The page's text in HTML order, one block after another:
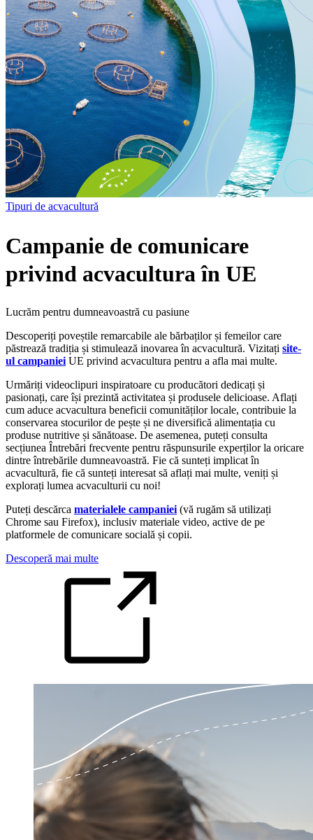
Tipuri de acvacultură
Campanie de comunicare
privind acvacultura în UE
Lucrăm pentru dumneavoastră cu pasiune
Descoperiți poveștile remarcabile ale bărbaților și femeilor care
păstrează tradiția și stimulează inovarea în acvacultură. Vizitați site-
ul campaniei UE privind acvacultura pentru a afla mai multe.
Urmăriți videoclipuri inspiratoare cu producători dedicați și
pasionați, care își prezintă activitatea și produsele delicioase. Aflați
cum aduce acvacultura beneficii comunităților locale, contribuie la
conservarea stocurilor de pește și ne diversifică alimentația cu
produse nutritive și sănătoase. De asemenea, puteți consulta
secțiunea Întrebări frecvente pentru răspunsurile experților la oricare
dintre întrebările dumneavoastră. Fie că sunteți implicat în
acvacultură, fie că sunteți interesat să aflați mai multe, veniți și
explorați lumea acvaculturii cu noi!
Puteți descărca materialele campaniei (vă rugăm să utilizați
Chrome sau Firefox), inclusiv materiale video, active de pe
platformele de comunicare socială și copii.
Descoperă mai multe